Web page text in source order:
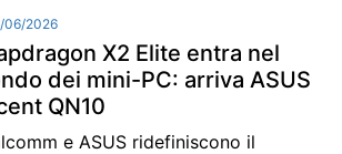
06/2026
X2 Elite entra nel
dei mini-PC: arriva ASUS
QN10
e ASUS ridefiniscono il